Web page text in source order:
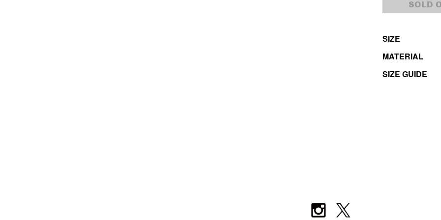
SOLD
SIZE
MATERIAL
SIZE GUIDE